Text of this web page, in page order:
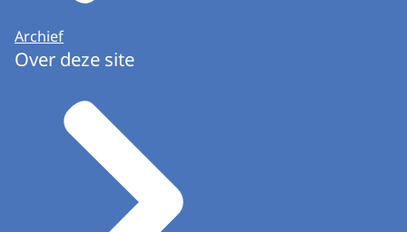
Archief
Over deze site